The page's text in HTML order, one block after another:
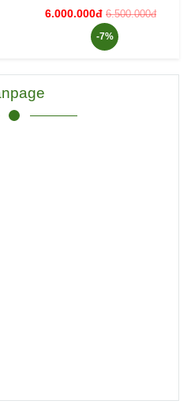
3.0+2*HDMI+1DP+RJ45+S
D&TF+3.5mm Ugreen
(90325)
6.000.000đ 6.500.000đ
-7%